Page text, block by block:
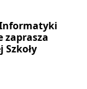
zaprasza